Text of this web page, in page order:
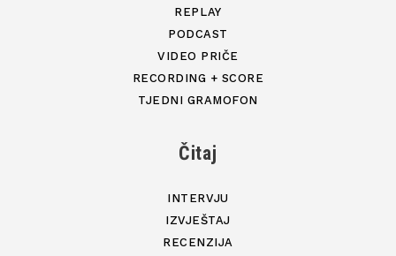
REPLAY
PODCAST
VIDEO PRIČE
RECORDING + SCORE
TJEDNI GRAMOFON
Čitaj
INTERVJU
IZVJEŠTAJ
RECENZIJA